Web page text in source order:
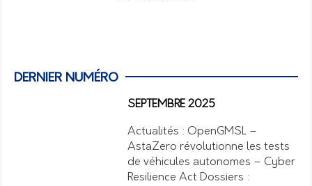
DERNIER NUMÉRO
SEPTEMBRE 2025
Actualités : OpenGMSL –
AstaZero révolutionne les tests
de véhicules autonomes – Cyber
Resilience Act Dossiers :